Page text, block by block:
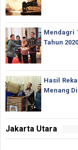
Mendagri
Tahun
Hasil
Menang
Jakarta Utara